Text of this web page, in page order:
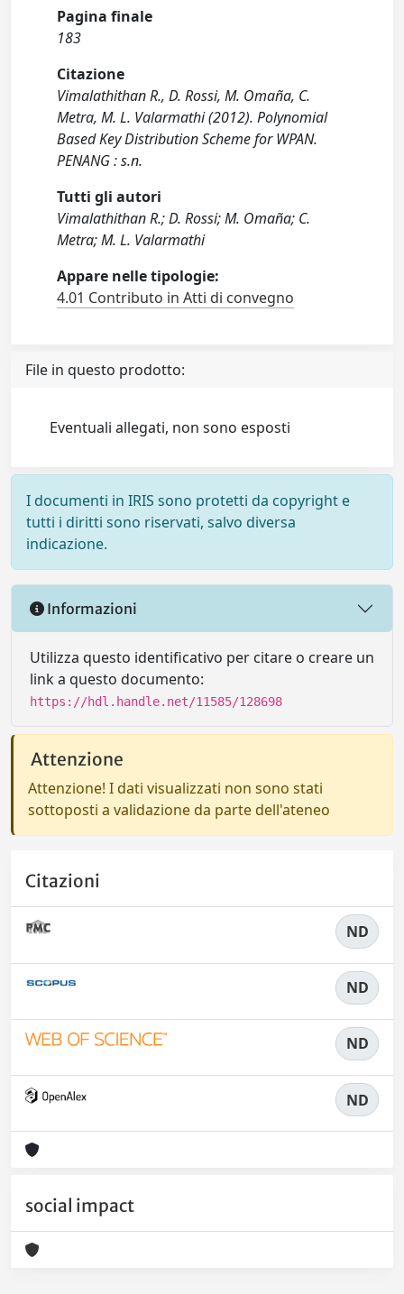
Pagina finale
183
Citazione
Vimalathithan R., D. Rossi, M. Omaña, C.
Metra, M. L. Valarmathi (2012). Polynomial
Based Key Distribution Scheme for WPAN.
PENANG : s.n.
Tutti gli autori
Vimalathithan R.; D. Rossi; M. Omaña; C.
Metra; M. L. Valarmathi
Appare nelle tipologie:
4.01 Contributo in Atti di convegno
File in questo prodotto:
Eventuali allegati, non sono esposti
I documenti in IRIS sono protetti da copyright e
tutti i diritti sono riservati, salvo diversa
indicazione.
Informazioni
Utilizza questo identificativo per citare o creare un
link a questo documento:
https://hdl.handle.net/11585/128698
Attenzione
Attenzione! I dati visualizzati non sono stati
sottoposti a validazione da parte dell'ateneo
Citazioni
ND
ND
ND
ND
social impact